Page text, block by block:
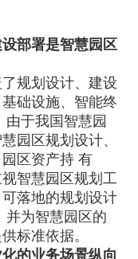
部署是智慧园区
规划设计、建设
础设施、智能终
于我国智慧园
园区规划设计、
区资产持 有
智慧园区规划工
落地的规划设计
并为智慧园区的
标准依据。
的业务场景纵向